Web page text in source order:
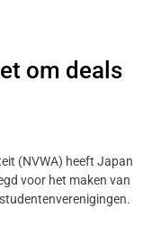
om deals
(NVWA) heeft Japan
voor het maken van